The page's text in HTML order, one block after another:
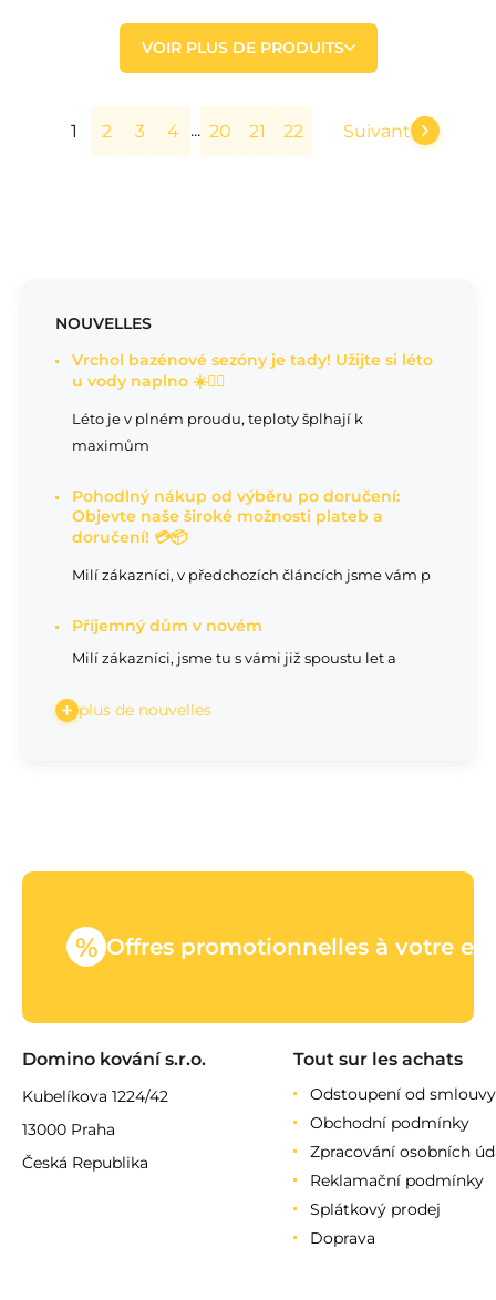
VOIR PLUS DE PRODUITS
1 2 3 4 ... 20 21 22 Suivant
NOUVELLES
Vrchol bazénové sezóny je tady! Užijte si léto
u vody naplno ☀️🏊‍♂️
Léto je v plném proudu, teploty šplhají k
maximům
Pohodlný nákup od výběru po doručení:
Objevte naše široké možnosti plateb a
doručení! 💳📦
Milí zákazníci, v předchozích článcích jsme vám p
Příjemný dům v novém
Milí zákazníci, jsme tu s vámi již spoustu let a
plus de nouvelles
% Offres promotionnelles à votre
Domino kování s.r.o.
Kubelíkova 1224/42
13000 Praha
Česká Republika
Tout sur les achats
Odstoupení od smlouvy
Obchodní podmínky
Zpracování osobních
Reklamační podmínky
Splátkový prodej
Doprava